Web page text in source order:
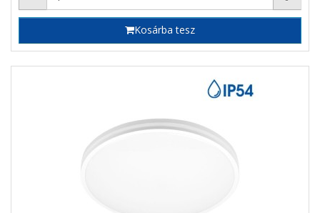
Kosárba tesz